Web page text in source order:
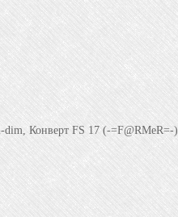
Конверт FS 17 (-=F@RMeR=-)